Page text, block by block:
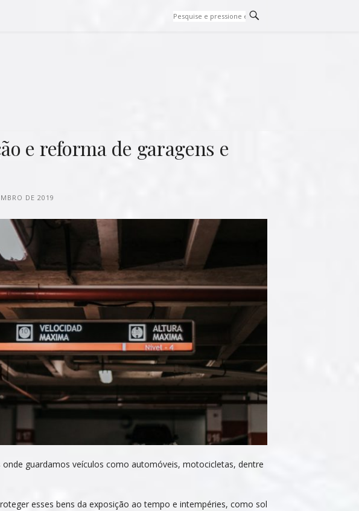
e reforma de garagens e
DE 2019
guardamos veículos como automóveis, motocicletas, dentre
esses bens da exposição ao tempo e intempéries, como sol